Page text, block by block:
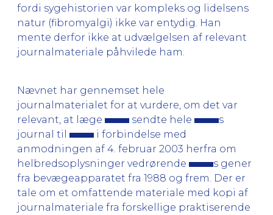
fordi sygehistorien var kompleks og lidelsens
natur (fibromyalgi) ikke var entydig. Han
mente derfor ikke at udvælgelsen af relevant
journalmateriale påhvilede ham.
Nævnet har gennemset hele
journalmaterialet for at vurdere, om det var
relevant, at læge
sendte hele
s
journal til
i forbindelse med
anmodningen af 4. februar 2003 herfra om
helbredsoplysninger vedrørende
s gener
fra bevægeapparatet fra 1988 og frem. Der er
tale om et omfattende materiale med kopi af
journalmateriale fra forskellige praktiserende